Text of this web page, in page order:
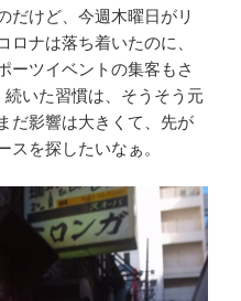
だけど、今週木曜日がリ
ロナは落ち着いたのに、
ーツイベントの集客もさ
いた習慣は、そうそう元
だ影響は大きくて、先が
スを探したいなぁ。